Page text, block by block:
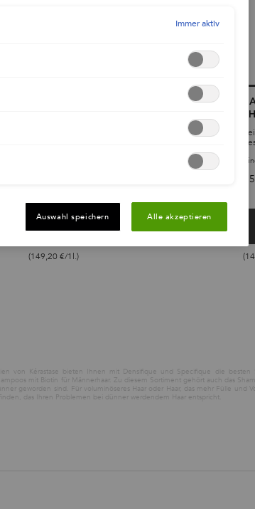
Verdichtendes Shampoo mit Hyaluronsäure für
ZUM WARENKORB HINZUFÜGEN
37,30 €
(149,20 €/1l.)
von Kérastase bieten Ihnen mit Densifique und Specifique die besten
mit Biotin für Männerhaar. Zu diesem Sortiment gehört auch das
geworden sind. Für voluminöseres Haar oder Haar, das mehr Fülle und
das Ihren Problemen bei dünner werdendem Haar entspricht.
Immer aktiv
Auswahl speichern Alle akzeptieren